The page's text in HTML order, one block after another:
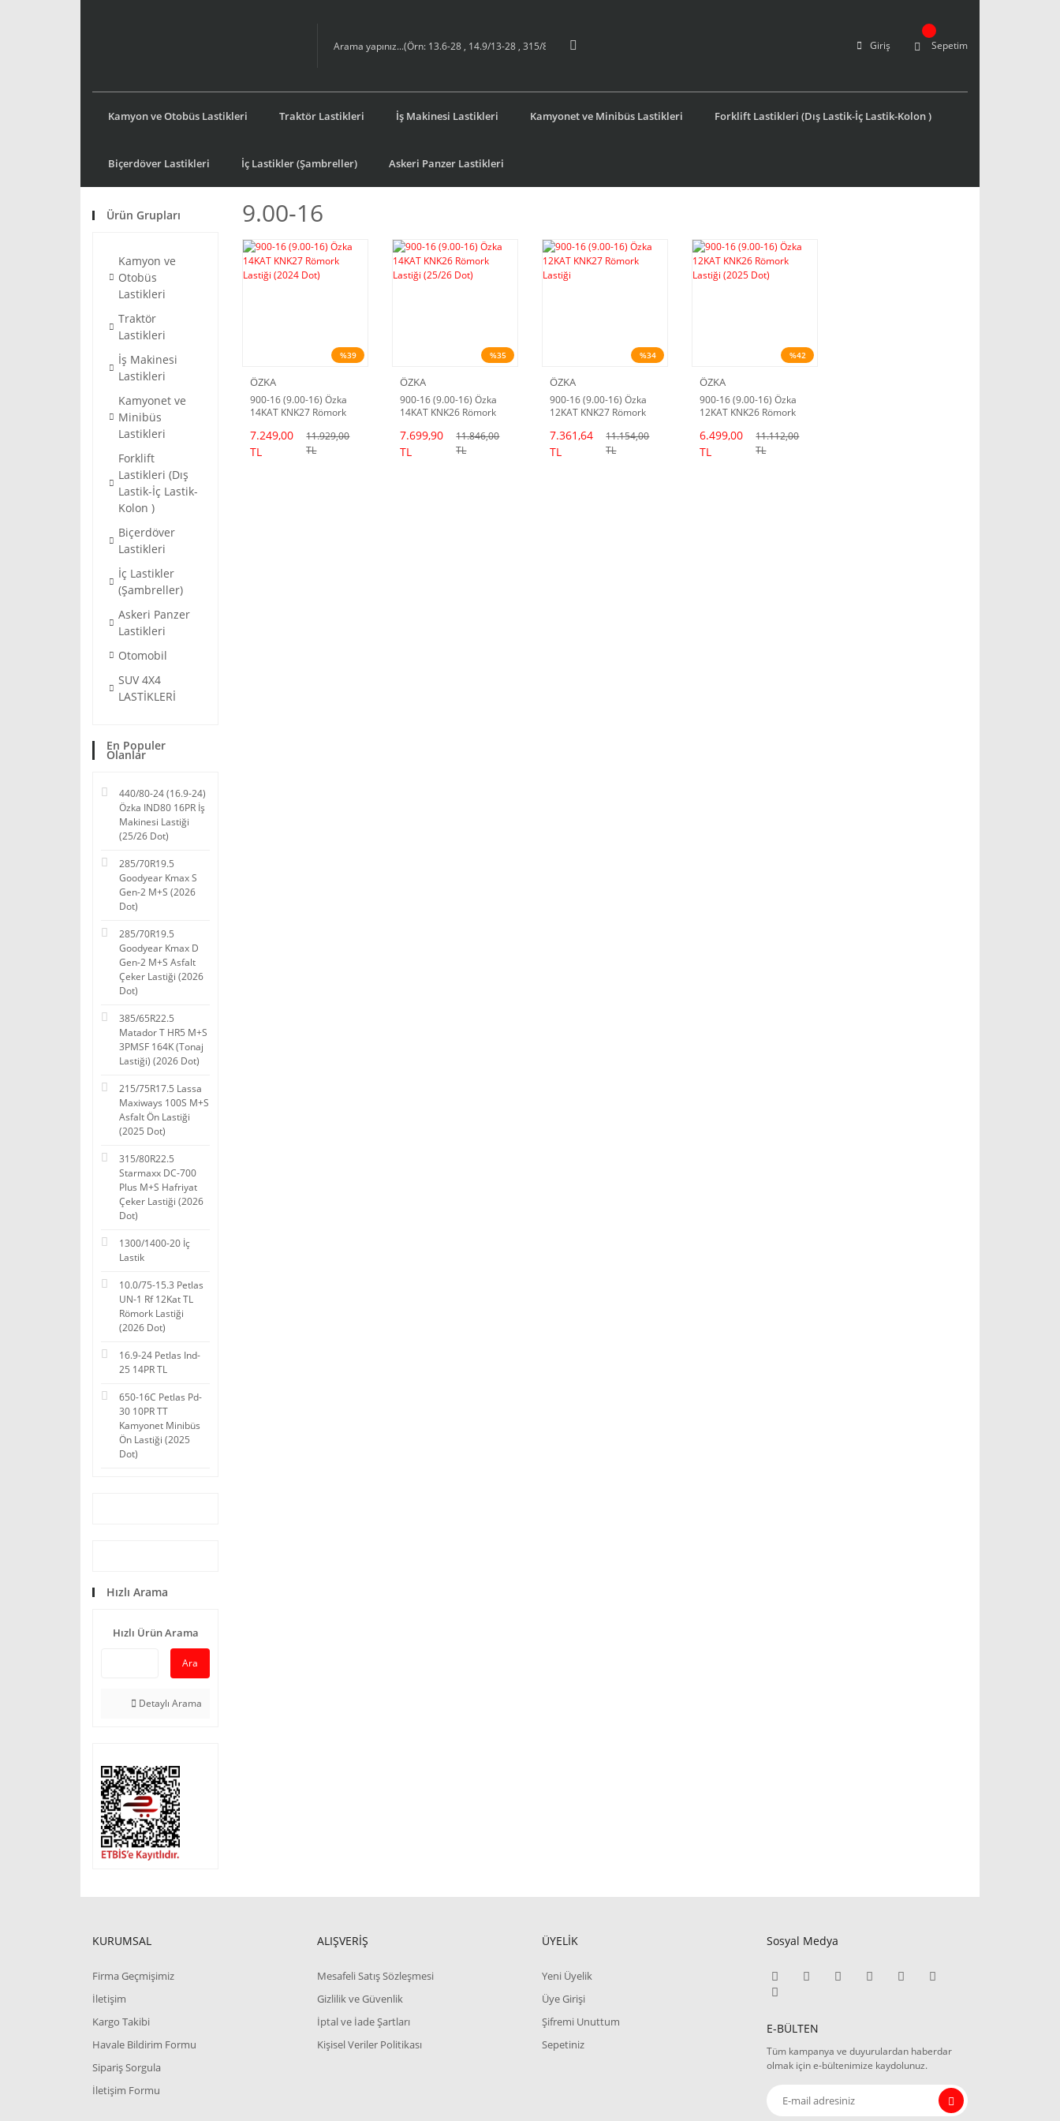
Giriş Sepetim
Kamyon ve Otobüs Lastikleri Traktör Lastikleri İş Makinesi Lastikleri Kamyonet ve Minibüs Lastikleri Forklift Lastikleri (Dış Lastik-İç Lastik-Kolon )
Biçerdöver Lastikleri İç Lastikler (Şambreller) Askeri Panzer Lastikleri
Ürün Grupları
Kamyon ve
Otobüs
Lastikleri
Traktör
Lastikleri
İş Makinesi
Lastikleri
Kamyonet ve
Minibüs
Lastikleri
Forklift
Lastikleri (Dış
Lastik-İç Lastik-
Kolon )
Biçerdöver
Lastikleri
İç Lastikler
(Şambreller)
Askeri Panzer
Lastikleri
Otomobil
SUV 4X4
LASTİKLERİ
En Populer
Olanlar
440/80-24 (16.9-24)
Özka IND80 16PR İş
Makinesi Lastiği
(25/26 Dot)
285/70R19.5
Goodyear Kmax S
Gen-2 M+S (2026
Dot)
285/70R19.5
Goodyear Kmax D
Gen-2 M+S Asfalt
Çeker Lastiği (2026
Dot)
385/65R22.5
Matador T HR5 M+S
3PMSF 164K (Tonaj
Lastiği) (2026 Dot)
215/75R17.5 Lassa
Maxiways 100S M+S
Asfalt Ön Lastiği
(2025 Dot)
315/80R22.5
Starmaxx DC-700
Plus M+S Hafriyat
Çeker Lastiği (2026
Dot)
1300/1400-20 İç
Lastik
10.0/75-15.3 Petlas
UN-1 Rf 12Kat TL
Römork Lastiği
(2026 Dot)
16.9-24 Petlas Ind-
25 14PR TL
650-16C Petlas Pd-
30 10PR TT
Kamyonet Minibüs
Ön Lastiği (2025
Dot)
Hızlı Arama
Hızlı Ürün Arama
Ara
Detaylı Arama
9.00-16
%39
ÖZKA
900-16 (9.00-16) Özka
14KAT KNK27 Römork
7.249,00
TL
11.929,00
TL
%35
ÖZKA
900-16 (9.00-16) Özka
14KAT KNK26 Römork
7.699,90
TL
11.846,00
TL
%34
ÖZKA
900-16 (9.00-16) Özka
12KAT KNK27 Römork
7.361,64
TL
11.154,00
TL
%42
ÖZKA
900-16 (9.00-16) Özka
12KAT KNK26 Römork
6.499,00
TL
11.112,00
TL
KURUMSAL
Firma Geçmişimiz
İletişim
Kargo Takibi
Havale Bildirim Formu
Sipariş Sorgula
İletişim Formu
ALIŞVERİŞ
Mesafeli Satış Sözleşmesi
Gizlilik ve Güvenlik
İptal ve İade Şartları
Kişisel Veriler Politikası
ÜYELİK
Yeni Üyelik
Üye Girişi
Şifremi Unuttum
Sepetiniz
Sosyal Medya
E-BÜLTEN
Tüm kampanya ve duyurulardan haberdar
olmak için e-bültenimize kaydolunuz.